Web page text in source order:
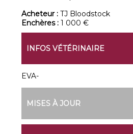
Acheteur :TJ Bloodstock
Enchères :1 000 €
INFOS VÉTÉRINAIRE
EVA-
MISES À JOUR